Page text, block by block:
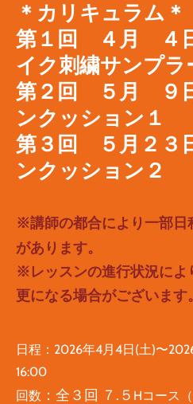
＊カリキュラム＊
第１回 ４月
イク刺繍サンプラ
第２回 ５月 ９
ンクッション１
第３回 ５月２３
ンクッション
※講師の都合により一部日
があります。
※レッスンの進行状況によ
更になる場合がございます
日程： 2026年4月4日(土)〜
16:00
​回数 ： 全３回 ７.５ Hコース